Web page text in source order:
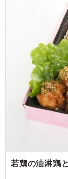
付け。 薄味
という意味。
ご利用シーン：
愛知県名古屋市
若鶏の油淋鶏